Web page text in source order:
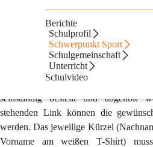
Berichte
Schulprofil
Schwerpunkt Sport
Schulgemeinschaft
Unterricht
Schulvideo
Im Sportunterricht in den Sport-
Tragen der Schul-Sportausrüstung
das Sportgewand auch bei
Diese Sportausrüstung kann über
selbständig bestellt und abgeholt
stehenden Link können die
werden. Das jeweilige Kürzel
Vorname am weißen T-Shirt)